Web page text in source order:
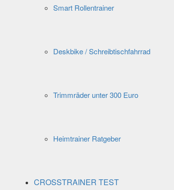
Smart Rollentrainer
Deskbike / Schreibtischfahrrad
Trimmräder unter 300 Euro
Heimtrainer Ratgeber
CROSSTRAINER TEST